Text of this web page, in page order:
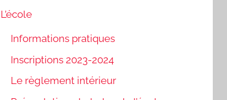
L’école
Informations pratiques
Inscriptions 2023-2024
Le règlement intérieur